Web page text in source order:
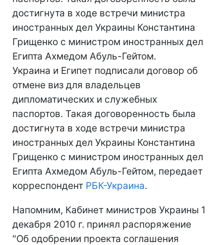
достигнута в ходе встречи министра
иностранных дел Украины Константина
Грищенко с министром иностранных дел
Египта Ахмедом Абуль-Гейтом.
Украина и Египет подписали договор об
отмене виз для владельцев
дипломатических и служебных
паспортов. Такая договоренность была
достигнута в ходе встречи министра
иностранных дел Украины Константина
Грищенко с министром иностранных дел
Египта Ахмедом Абуль-Гейтом, передает
корреспондент РБК-Украина.
Напомним, Кабинет министров Украины 1
декабря 2010 г. принял распоряжение
"Об одобрении проекта соглашения